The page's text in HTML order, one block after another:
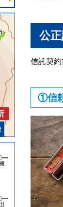
公
信託契
①信